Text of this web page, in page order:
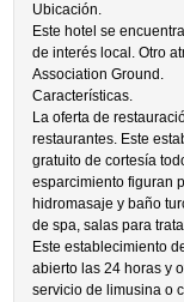
Ubicación.
Este hotel se
de interés local. Otro
Association Ground.
Características.
La oferta de
restaurantes. Este
gratuito de cortesía
esparcimiento figuran
hidromasaje y baño
de spa, salas para
Este establecimiento
abierto las 24 horas y
servicio de limusina o